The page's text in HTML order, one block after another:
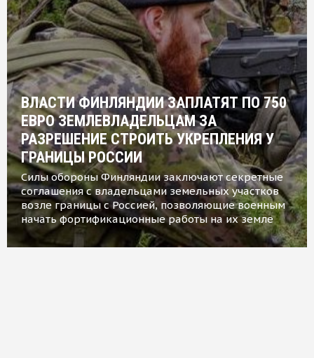
ВЛАСТИ ФИНЛЯНДИИ ЗАПЛАТЯТ ПО 750
ЕВРО ЗЕМЛЕВЛАДЕЛЬЦАМ ЗА
РАЗРЕШЕНИЕ СТРОИТЬ УКРЕПЛЕНИЯ У
ГРАНИЦЫ РОССИИ
Силы обороны Финляндии заключают секретные
соглашения с владельцами земельных участков
возле границы с Россией, позволяющие военным
начать фортификационные работы на их земле